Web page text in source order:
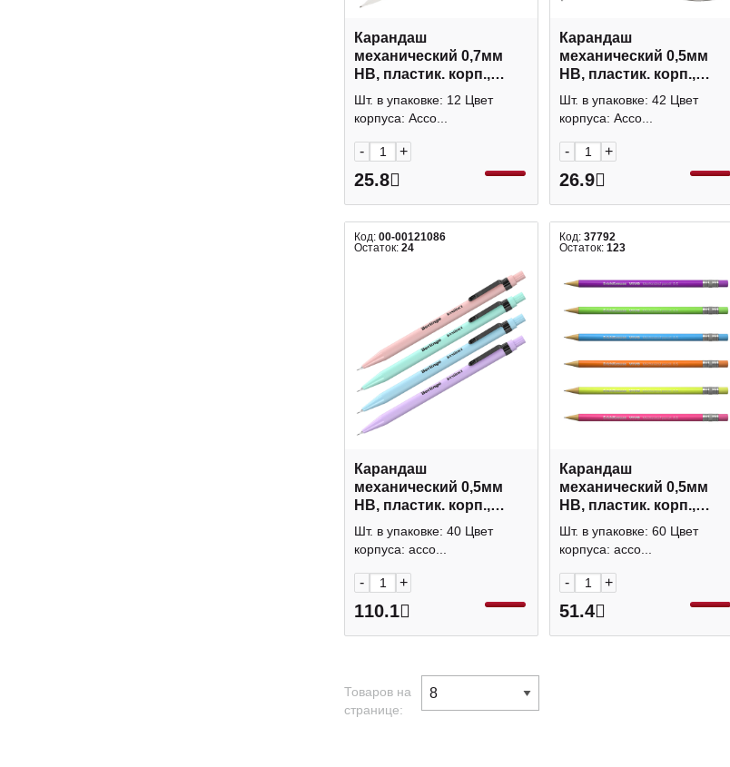
Карандаш
механический 0,7мм
HB, пластик. корп.,
ассорти, ластик
MP_64962 OfficeSpace
Шт. в упаковке: 12 Цвет
корпуса: Ассо...
- +
25.8
Карандаш
механический 0,5мм
HB, пластик. корп.,
ассорти, ластик "Мини"
39049 Erich Kraus
Шт. в упаковке: 42 Цвет
корпуса: Ассо...
- +
26.9
Код: 00-00121086
Остаток: 24
Карандаш
механический 0,5мм
HB, пластик. корп.,
ассорти, ластик
"Instinct" BSk_12120
Berlingo
Шт. в упаковке: 40 Цвет
корпуса: ассо...
- +
110.1
Код:37792
Остаток:123
Карандаш
механический 0,5мм
HB, пластик. корп.,
ассорти, ластик "Vivo"
45023 Erich Krause
Шт. в упаковке: 60 Цвет
корпуса: ассо...
- +
51.4
Товаров на
странице: